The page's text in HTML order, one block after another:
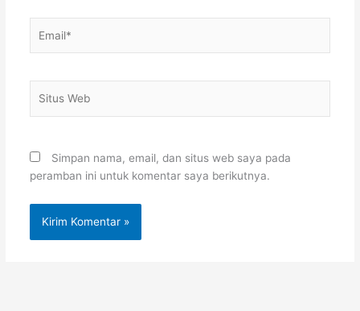
Web
Simpan nama, email, dan situs web saya pada
peramban ini untuk komentar saya berikutnya.